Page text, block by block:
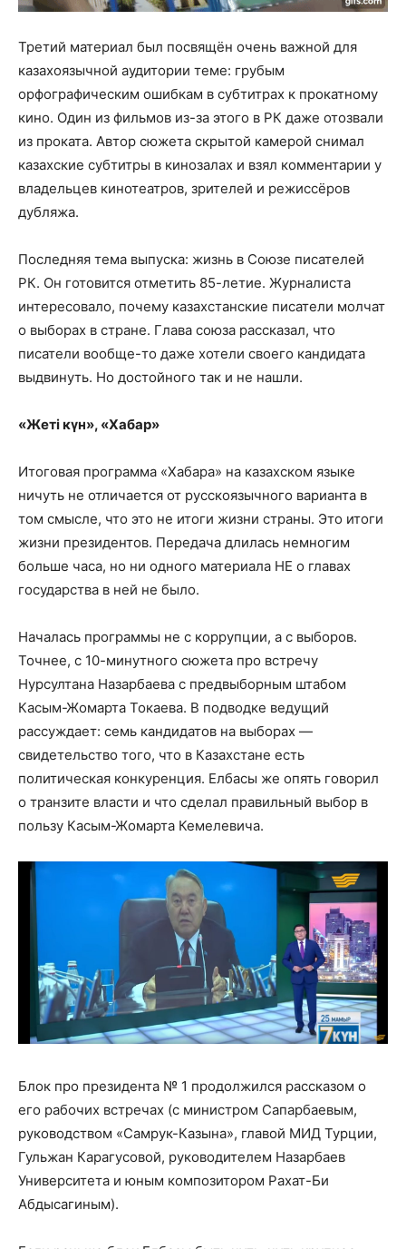
Третий материал был посвящён очень важной для
казахоязычной аудитории теме: грубым
орфографическим ошибкам в субтитрах к прокатному
кино. Один из фильмов из-за этого в РК даже отозвали
из проката. Автор сюжета скрытой камерой снимал
казахские субтитры в кинозалах и взял комментарии у
владельцев кинотеатров, зрителей и режиссёров
дубляжа.
Последняя тема выпуска: жизнь в Союзе писателей
РК. Он готовится отметить 85-летие. Журналиста
интересовало, почему казахстанские писатели молчат
о выборах в стране. Глава союза рассказал, что
писатели вообще-то даже хотели своего кандидата
выдвинуть. Но достойного так и не нашли.
«Жеті күн», «Хабар»
Итоговая программа «Хабара» на казахском языке
ничуть не отличается от русскоязычного варианта в
том смысле, что это не итоги жизни страны. Это итоги
жизни президентов. Передача длилась немногим
больше часа, но ни одного материала НЕ о главах
государства в ней не было.
Началась программы не с коррупции, а с выборов.
Точнее, с 10-минутного сюжета про встречу
Нурсултана Назарбаева с предвыборным штабом
Касым-Жомарта Токаева. В подводке ведущий
рассуждает: семь кандидатов на выборах —
свидетельство того, что в Казахстане есть
политическая конкуренция. Елбасы же опять говорил
о транзите власти и что сделал правильный выбор в
пользу Касым-Жомарта Кемелевича.
Блок про президента № 1 продолжился рассказом о
его рабочих встречах (с министром Сапарбаевым,
руководством «Самрук-Казына», главой МИД Турции,
Гульжан Карагусовой, руководителем Назарбаев
Университета и юным композитором Рахат-Би
Абдысагиным).